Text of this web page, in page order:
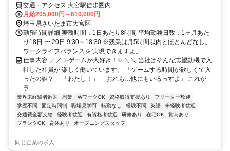
交通・アクセス 大宮駅徒歩圏内
月給205,000円～610,000円
埼玉県さいたま市大宮区
勤務時間詳細 実働時間：1日あたり8時間 平均勤務日数：1ヶ月あた
り18日 〜 20日 9:30～18:30 ※残業は月5時間以内とほとんどなし。
ワークライフバランスを 実現できますよ。
仕事内容 ／／ ✨ゲームが大好き！✨ ＼＼ 当社はそんな志望動機で入
社した社員が 楽しく働いています。 「ゲームする時間が欲しくて入
ったの誰？」 「わたし！」 「おれも…他にもいるっすよ」 これが
ラ...
業界未経験者歓迎 副業・WワークOK 資格取得支援あり
フリーター歓迎
学歴不問
固定時間制 職場見学可 転勤なし 経験不問 英語
未経験者歓迎
交通費全額支給
経験者歓迎 有資格者歓迎 研修あり 在宅OK
賞与あり
ブランクOK
育休あり オープニングスタッフ
同じ企業の求人